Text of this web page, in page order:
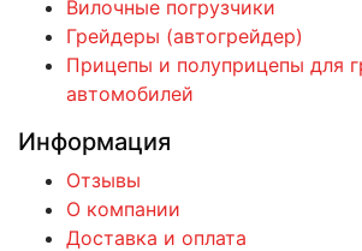
Вилочные погрузчики
Грейдеры (автогрейдер)
Прицепы и полуприцепы для
автомобилей
Информация
Отзывы
О компании
Доставка и оплата